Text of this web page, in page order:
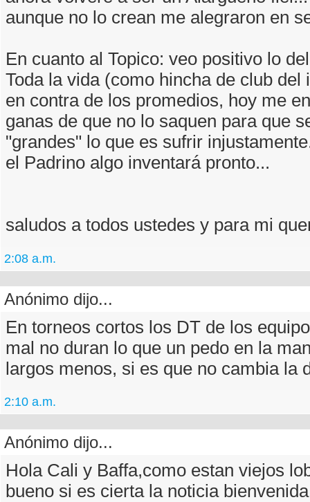
aunque no lo crean me alegraron en
En cuanto al Topico: veo positivo lo
Toda la vida (como hincha de club del
en contra de los promedios, hoy me
ganas de que no lo saquen para que
"grandes" lo que es sufrir
el Padrino algo inventará pronto...
saludos a todos ustedes y para mi
2:08 a.m.
Anónimo dijo...
En torneos cortos los DT de los
mal no duran lo que un pedo en la
largos menos, si es que no cambia la
2:10 a.m.
Anónimo dijo...
Hola Cali y Baffa,como estan viejos
bueno si es cierta la noticia